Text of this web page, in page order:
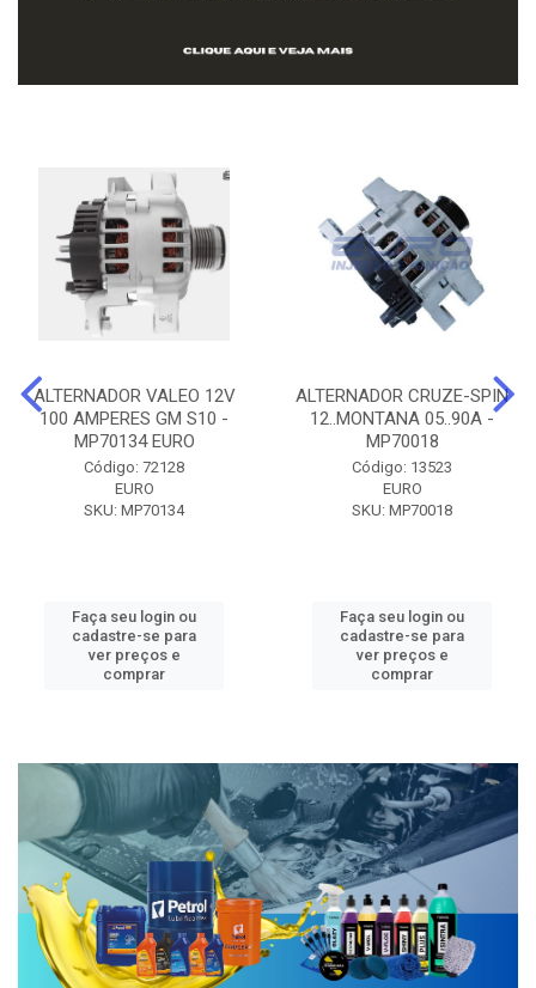
ALTERNADOR VALEO 12V
100 AMPERES GM S10 -
MP70134 EURO
Código: 72128
EURO
SKU: MP70134
Faça seu login ou
cadastre-se para
ver preços e
comprar
ALTERNADOR CRUZE-SPIN
12..MONTANA 05..90A -
MP70018
Código: 13523
EURO
SKU: MP70018
Faça seu login ou
cadastre-se para
ver preços e
comprar